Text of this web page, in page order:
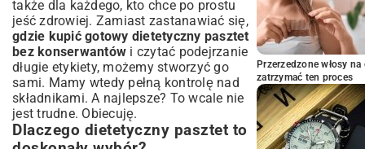
zdrowia
Przygotowanie krok po kroku: Od masy do
złocistego wypieku
Wskazówki dla perfekcyjnej konsystencji i
aromatu
Kreatywne wariacje: Dietetyczne
pasztety dla każdego
Pasztet warzywny: Pożywna alternatywa
dla wegetarian
także dla każdego, kto chce po prostu
jeść zdrowiej. Zamiast zastanawiać się,
gdzie kupić gotowy dietetyczny pasztet
bez konserwantów i czytać podejrzanie
długie etykiety, możemy stworzyć go
sami. Mamy wtedy pełną kontrolę nad
składnikami. A najlepsze? To wcale nie
jest trudne. Obiecuję.
Dlaczego dietetyczny pasztet to
Przerzedzone włosy
zatrzymać ten proces